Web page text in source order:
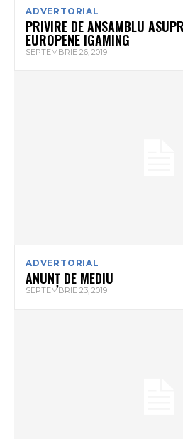
ADVERTORIAL
PRIVIRE DE ANSAMBLU
EUROPENE IGAMING
SEPTEMBRIE 26, 2019
ADVERTORIAL
ANUNŢ DE MEDIU
SEPTEMBRIE 23, 2019